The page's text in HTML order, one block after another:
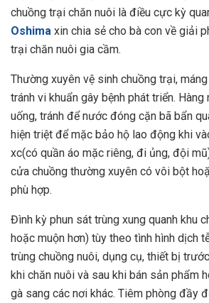
chuồng trại chăn nuôi là điều cực kỳ
Oshima xin chia sẻ cho bà con về giải
trại chăn nuôi gia cầm.
Thường xuyên vệ sinh chuồng trại,
tránh vi khuẩn gây bệnh phát triển.
uống, tránh để nước đóng cặn bã bẩn
hiện triệt để mặc bảo hộ lao động khi
xc(có quần áo mặc riêng, đi ủng, đội
cửa chuồng thường xuyên có vôi bột
phù hợp.
Đình kỳ phun sát trùng xung quanh khu
hoặc muộn hơn) tùy theo tình hình dịch
trùng chuồng nuôi, dụng cụ, thiết bị
khi chăn nuôi và sau khi bán sản phẩm
gà sang các nơi khác. Tiêm phòng đầy